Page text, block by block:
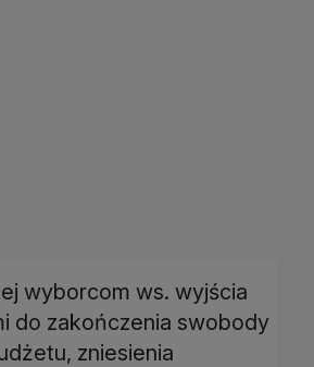
wyborcom ws. wyjścia
do zakończenia swobody
zniesienia